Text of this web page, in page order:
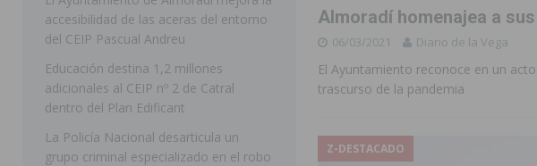
Arcángel
REDOVÁN
[ 06/08/2026 ]
El PSOE denuncia una nueva prórroga de la ORA en Orihuela ‘sin
[ 07/08/2026 ] FEGADO 2026 cierra con un balance histórico y consolida a
DOLORES
[ 07/08/2026 ] Orihuela cumple los objetivos de ‘Refluye Mi Río’ y recibirá 3,3
Almoradí homenajea a
06/03/2021 Diario de la Vega
El Ayuntamiento reconoce en un
trascurso de la pandemia
Z-DESTACADO
accesibilidad de las aceras del entorno
del CEIP Pascual Andreu
Educación destina 1,2 millones
adicionales al CEIP nº 2 de Catral
dentro del Plan Edificant
La Policía Nacional desarticula un
grupo criminal especializado en el robo